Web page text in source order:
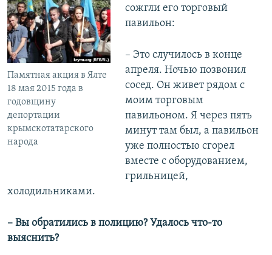
Памятная акция в Ялте
18 мая 2015 года в
годовщину
депортации
крымскотатарского
народа
сожгли его торговый
павильон:
– Это случилось в конце
апреля. Ночью позвонил
сосед. Он живет рядом с
моим торговым
павильоном. Я через пять
минут там был, а павильон
уже полностью сгорел
вместе с оборудованием,
грильницей,
холодильниками.
– Вы обратились в полицию? Удалось что-то
выяснить?